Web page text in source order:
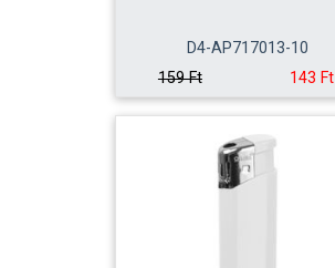
D4-AP717013-10
159 Ft
143 Ft